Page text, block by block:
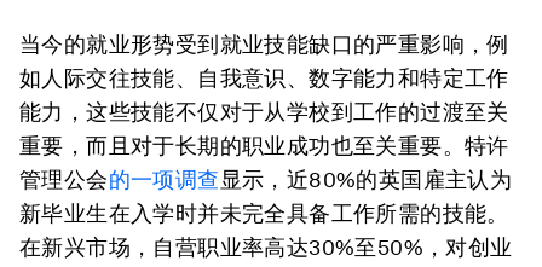
当今的就业形势受到就业技能缺口的严重影响 ，例
如人际交往技能、自我意识、数字能力和特定工作
能力 ，这些技能不仅对于从学校到工作的过渡至关
重要，而且对于长期的职业成功也至关重要。特许
管理公会的一项调查显示，近80%的英国雇主认为
新毕业生在入学时并未完全具备工作所需的技能。
在新兴市场，自营职业率高达30%至50%，对创业